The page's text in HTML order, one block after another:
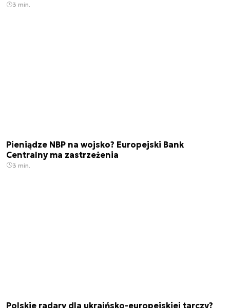
3 min.
Pieniądze NBP na wojsko? Europejski Bank
Centralny ma zastrzeżenia
3 min.
Polskie radary dla ukraińsko-europejskiej tarczy?